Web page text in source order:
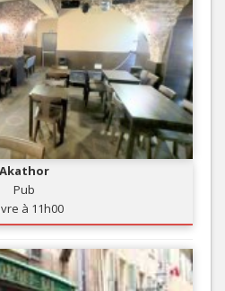
Akathor
Pub
à 11h00